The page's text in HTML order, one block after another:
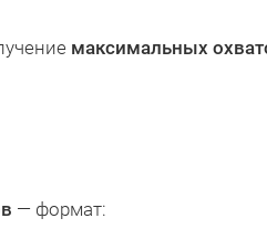
максимальных
— формат: